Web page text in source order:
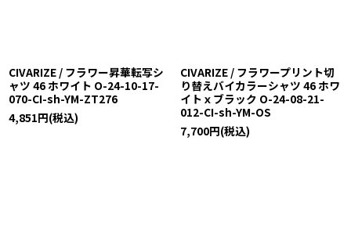
CIVARIZE / フラワー昇華転写シ
ャツ 46 ホワイト O-24-10-17-
070-CI-sh-YM-ZT276
4,851円(税込)
CIVARIZE / フラワープリント切
り替えバイカラーシャツ 46 ホワ
イトｘブラック O-24-08-21-
012-CI-sh-YM-OS
7,700円(税込)